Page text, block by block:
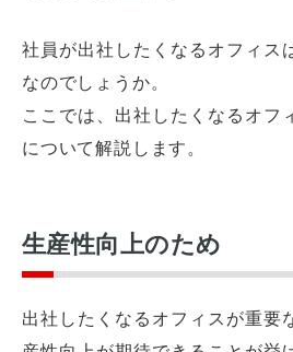
社員が出社したくなるオフィス
なのでしょうか。
ここでは、出社したくなるオフ
について解説します。
生産性向上のため
出社したくなるオフィスが重要